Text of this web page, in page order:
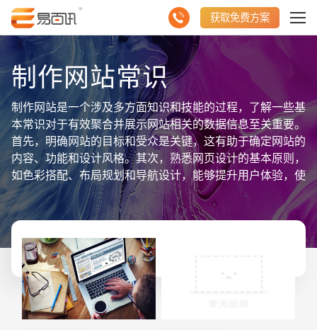
获取免费方案
制作网站常识
制作网站是一个涉及多方面知识和技能的过程，了解一些基
本常识对于有效聚合并展示网站相关的数据信息至关重要。
首先，明确网站的目标和受众是关键，这有助于确定网站的
内容、功能和设计风格。其次，熟悉网页设计的基本原则，
如色彩搭配、布局规划和导航设计，能够提升用户体验，使
用户更容易找到所需信息。同时，了解HTML、CSS和
JavaScript等前端技术是实现网页交互效果的基础。在后端
开发方面，掌握一种或多种编程语言以及数据库管理知识是
必要的，它们负责处理网站的数据逻辑和存储。此外，响应
式设计也是现代网站不可或缺的一部分，它确保网站在不同
设备和屏幕尺寸上都能呈现出良好的浏览效果。综上所述，
掌握这些制作网站的常识，有助于更好地聚合与展示网站相
关的数据信息。